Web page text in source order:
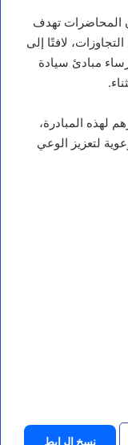
المحاضرات تهدف
لافتًا إلى
مبادئ سيادة
لهذه المبادرة،
لتعزيز الوعي
نسخ الرابط